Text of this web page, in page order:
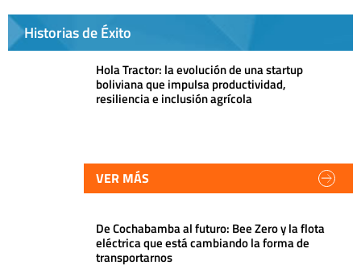
Historias de Éxito
Hola Tractor: la evolución de una startup
boliviana que impulsa productividad,
resiliencia e inclusión agrícola
VER MÁS
De Cochabamba al futuro: Bee Zero y la flota
eléctrica que está cambiando la forma de
transportarnos